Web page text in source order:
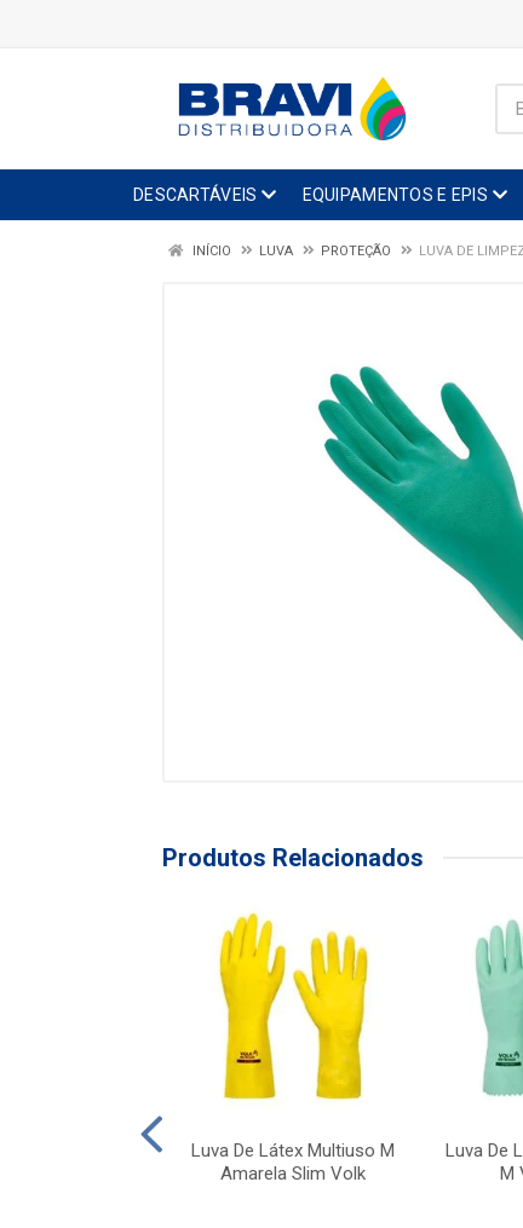
DESCARTÁVEIS EQUIPAMENTOS E EPIS
INÍCIO LUVA PROTEÇÃO LUVA DE
Produtos Relacionados
Luva De Látex Multiuso M
Amarela Slim Volk
Luva De
M